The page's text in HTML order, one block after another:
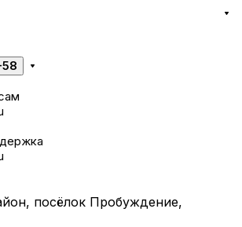
посёлок Пробуждение,